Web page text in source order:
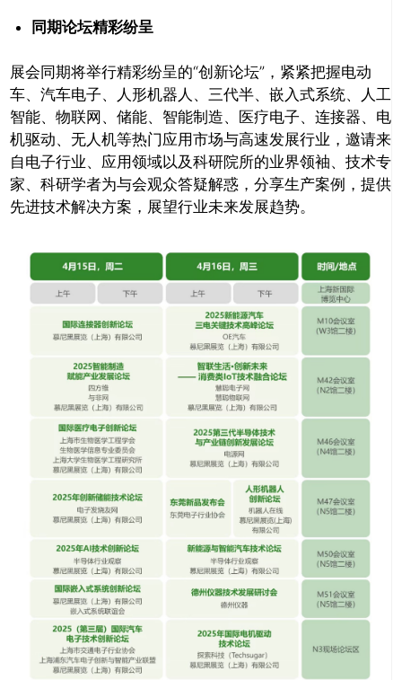
同期论坛精彩纷呈
展会同期将举行精彩纷呈的“创新论坛”，紧紧把握电动
车、汽车电子、人形机器人、三代半、嵌入式系统、人工
智能、物联网、储能、智能制造、医疗电子、连接器、电
机驱动、无人机等热门应用市场与高速发展行业，邀请来
自电子行业、应用领域以及科研院所的业界领袖、技术专
家、科研学者为与会观众答疑解惑，分享生产案例，提供
先进技术解决方案，展望行业未来发展趋势。